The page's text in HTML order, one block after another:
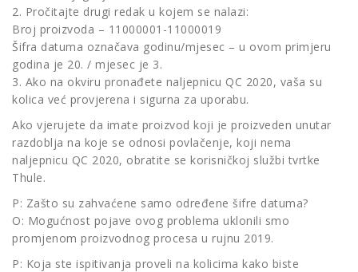
2. Pročitajte drugi redak u kojem se nalazi:
Broj proizvoda – 11000001-11000019
Šifra datuma označava godinu/mjesec – u ovom primjeru
godina je 20. / mjesec je 3.
3. Ako na okviru pronađete naljepnicu QC 2020, vaša su
kolica već provjerena i sigurna za uporabu.
Ako vjerujete da imate proizvod koji je proizveden unutar
razdoblja na koje se odnosi povlačenje, koji nema
naljepnicu QC 2020, obratite se korisničkoj službi tvrtke
Thule.
P: Zašto su zahvaćene samo određene šifre datuma?
O: Mogućnost pojave ovog problema uklonili smo
promjenom proizvodnog procesa u rujnu 2019.
P: Koja ste ispitivanja proveli na kolicima kako biste